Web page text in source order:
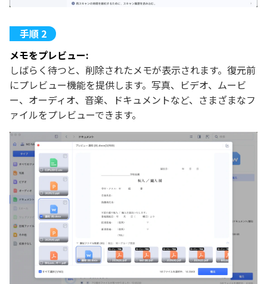
メモをプレビュー:
しばらく待つと、削除されたメモが表示されます。復元前
にプレビュー機能を提供します。写真、ビデオ、ムービ
ー、オーディオ、音楽、ドキュメントなど、さまざまなフ
ァイルをプレビューできます。